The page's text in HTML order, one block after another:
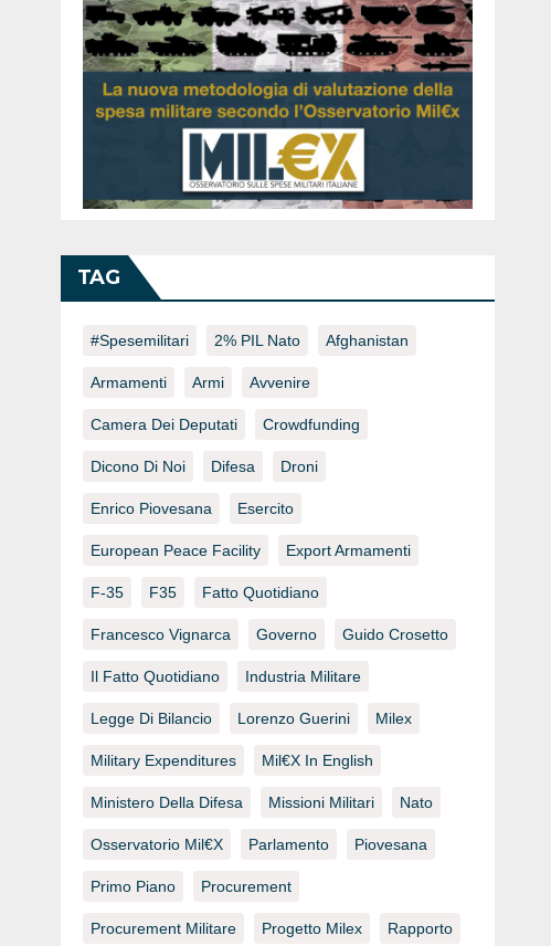
TAG
#spesemilitari 2% PIL Nato Afghanistan
Armamenti Armi Avvenire
Camera Dei Deputati Crowdfunding
Dicono Di Noi Difesa Droni
Enrico Piovesana Esercito
European Peace Facility Export Armamenti
F-35 F35 Fatto Quotidiano
Francesco Vignarca Governo Guido Crosetto
Il Fatto Quotidiano Industria Militare
Legge Di Bilancio Lorenzo Guerini Milex
Military Expenditures Mil€x In English
Ministero Della Difesa Missioni Militari Nato
Osservatorio Mil€x Parlamento Piovesana
Primo Piano Procurement
Procurement Militare Progetto Milex Rapporto